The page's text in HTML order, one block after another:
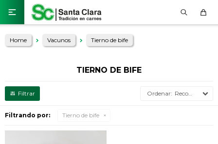

Home Vacunos Tierno de bife
TIERNO DE BIFE
Recomendados
Filtrando por: Tierno de bife